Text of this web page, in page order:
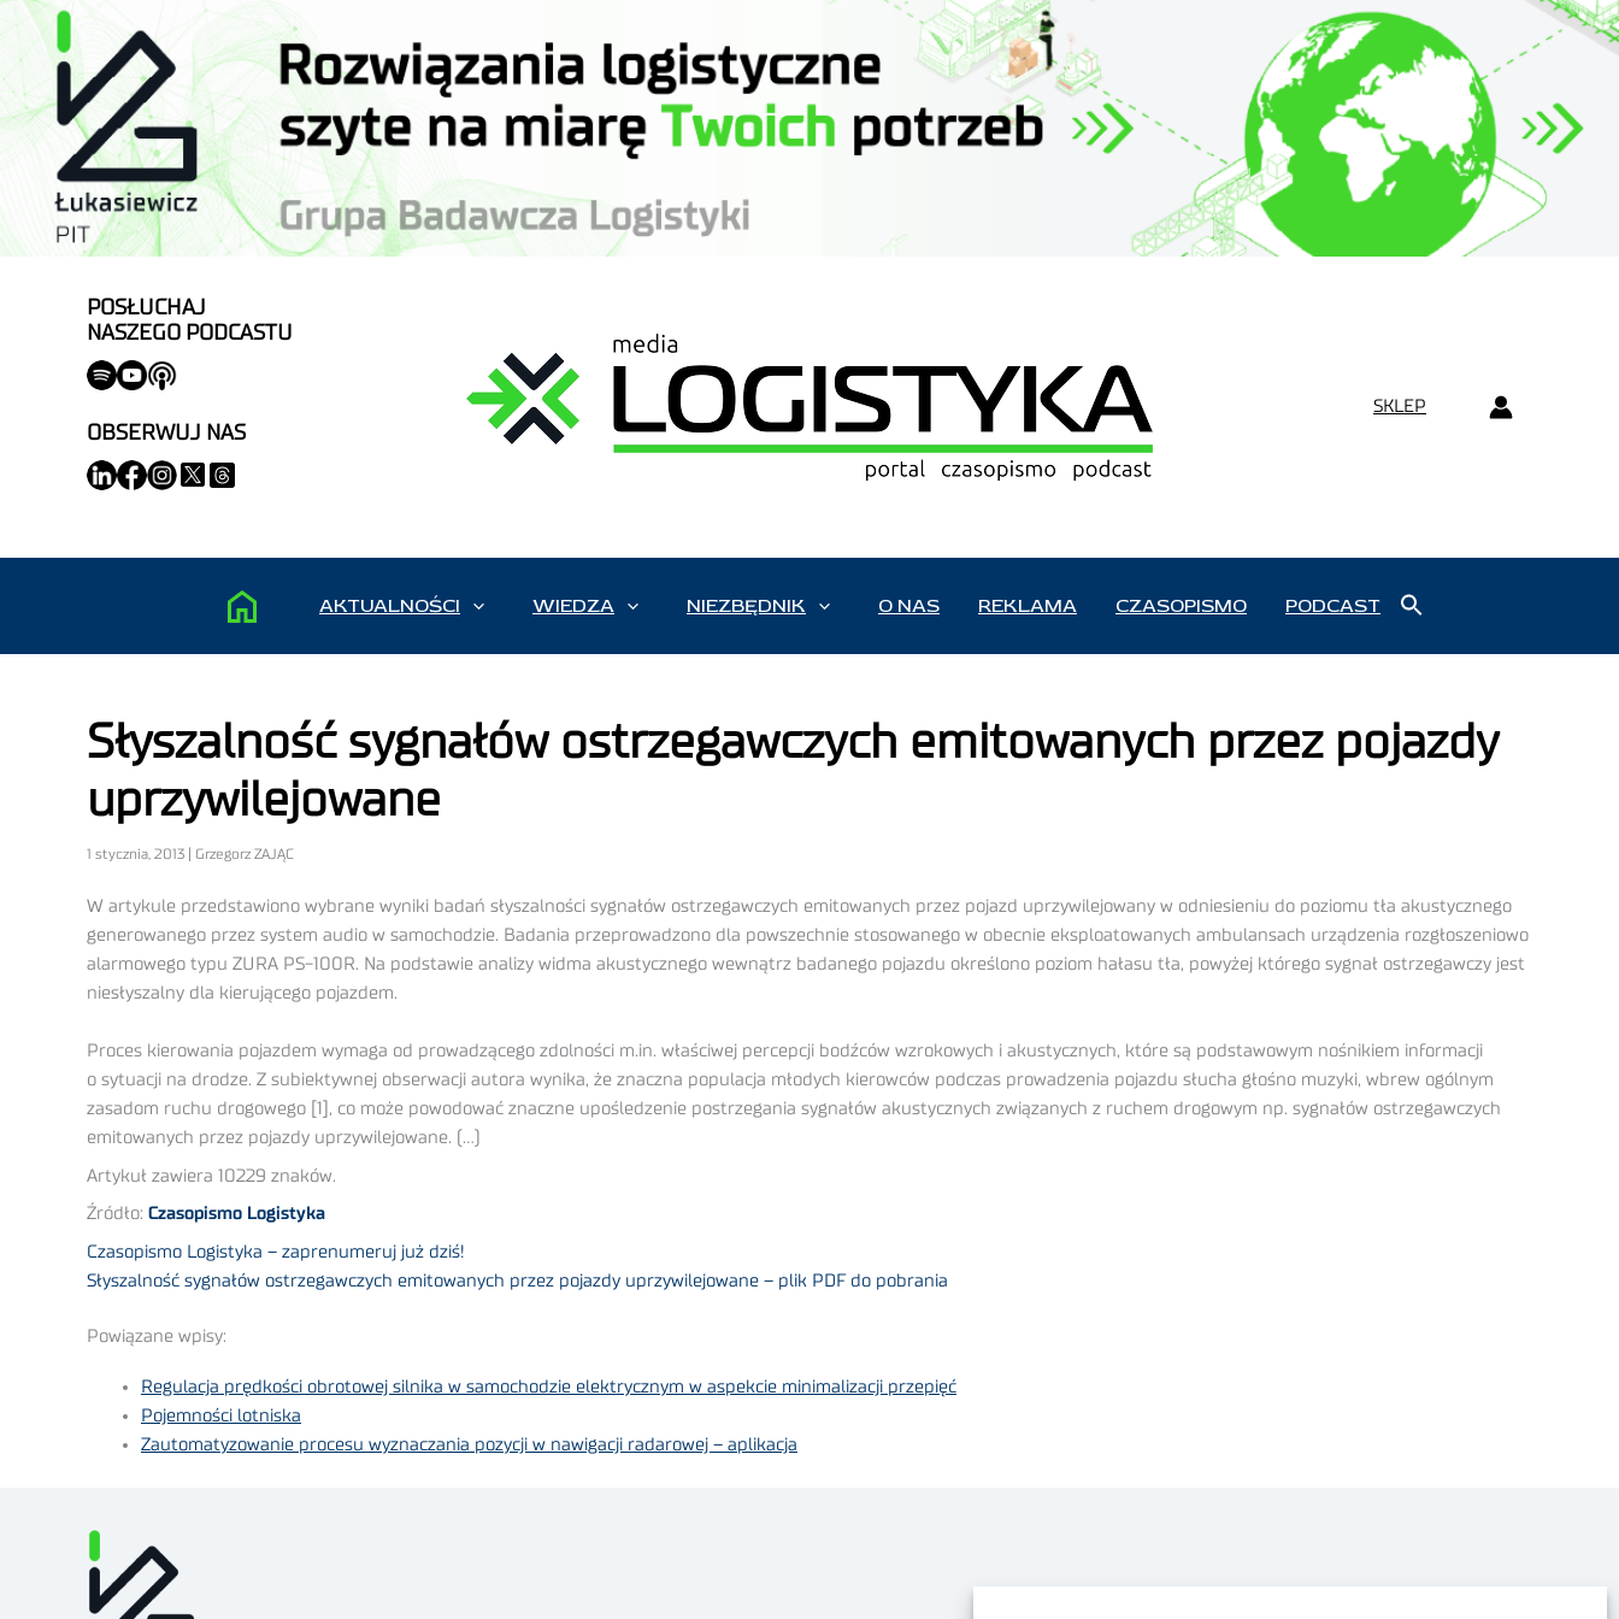
POSŁUCHAJ
NASZEGO PODCASTU
OBSERWUJ NAS
SKLEP
AKTUALNOŚCI WIEDZA NIEZBĘDNIK O NAS REKLAMA CZASOPISMO PODCAST
Słyszalność sygnałów ostrzegawczych emitowanych przez pojazdy
uprzywilejowane
1 stycznia, 2013 | Grzegorz ZAJĄC
W artykule przedstawiono wybrane wyniki badań słyszalności sygnałów ostrzegawczych emitowanych przez pojazd uprzywilejowany w odniesieniu do poziomu tła akustycznego
generowanego przez system audio w samochodzie. Badania przeprowadzono dla powszechnie stosowanego w obecnie eksploatowanych ambulansach urządzenia rozgłoszeniowo
alarmowego typu ZURA PS-100R. Na podstawie analizy widma akustycznego wewnątrz badanego pojazdu określono poziom hałasu tła, powyżej którego sygnał ostrzegawczy jest
niesłyszalny dla kierującego pojazdem.
Proces kierowania pojazdem wymaga od prowadzącego zdolności m.in. właściwej percepcji bodźców wzrokowych i akustycznych, które są podstawowym nośnikiem informacji
o sytuacji na drodze. Z subiektywnej obserwacji autora wynika, że znaczna populacja młodych kierowców podczas prowadzenia pojazdu słucha głośno muzyki, wbrew ogólnym
zasadom ruchu drogowego [1], co może powodować znaczne upośledzenie postrzegania sygnałów akustycznych związanych z ruchem drogowym np. sygnałów ostrzegawczych
emitowanych przez pojazdy uprzywilejowane. (…)
Artykuł zawiera 10229 znaków.
Źródło: Czasopismo Logistyka
Czasopismo Logistyka – zaprenumeruj już dziś!
Słyszalność sygnałów ostrzegawczych emitowanych przez pojazdy uprzywilejowane – plik PDF do pobrania
Powiązane wpisy:
Regulacja prędkości obrotowej silnika w samochodzie elektrycznym w aspekcie minimalizacji przepięć
Pojemności lotniska
Zautomatyzowanie procesu wyznaczania pozycji w nawigacji radarowej – aplikacja